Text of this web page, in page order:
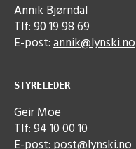
Annik Bjørndal
Tlf: 90 19 98 69
E-post:annik@lynski.no
STYRELEDER
Geir Moe
Tlf: 94 10 00 10
E-post: post@lynski.no